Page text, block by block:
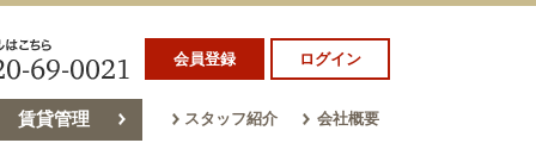
会員登録 ログイン
賃貸管理 スタッフ紹介 会社概要